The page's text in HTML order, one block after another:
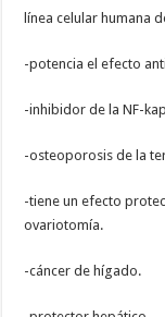
línea celular humana
-potencia el efecto
-inhibidor de la NF-
-osteoporosis de la
-tiene un efecto
ovariotomía.
-cáncer de hígado.